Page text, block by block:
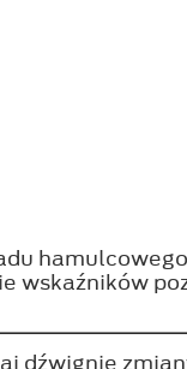
wskaźników
dźwignię